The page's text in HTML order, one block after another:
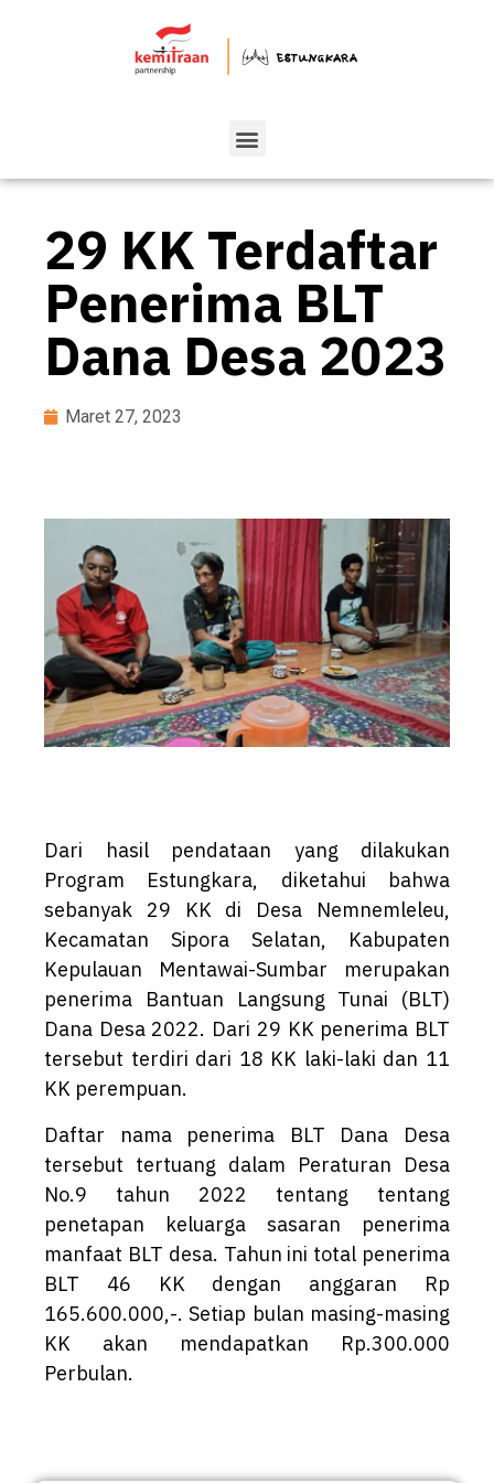
29 KK Terdaftar
Penerima BLT
Dana Desa 2023
Maret 27, 2023
Dari hasil pendataan yang dilakukan
Program Estungkara, diketahui bahwa
sebanyak 29 KK di Desa Nemnemleleu,
Kecamatan Sipora Selatan, Kabupaten
Kepulauan Mentawai-Sumbar merupakan
penerima Bantuan Langsung Tunai (BLT)
Dana Desa 2022. Dari 29 KK penerima BLT
tersebut terdiri dari 18 KK laki-laki dan 11
KK perempuan.
Daftar nama penerima BLT Dana Desa
tersebut tertuang dalam Peraturan Desa
No.9 tahun 2022 tentang tentang
penetapan keluarga sasaran penerima
manfaat BLT desa. Tahun ini total penerima
BLT 46 KK dengan anggaran Rp
165.600.000,-. Setiap bulan masing-masing
KK akan mendapatkan Rp.300.000
Perbulan.